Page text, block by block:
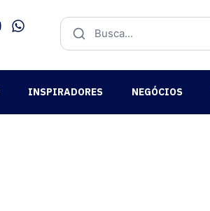
INSPIRADORES NEGÓCIOS